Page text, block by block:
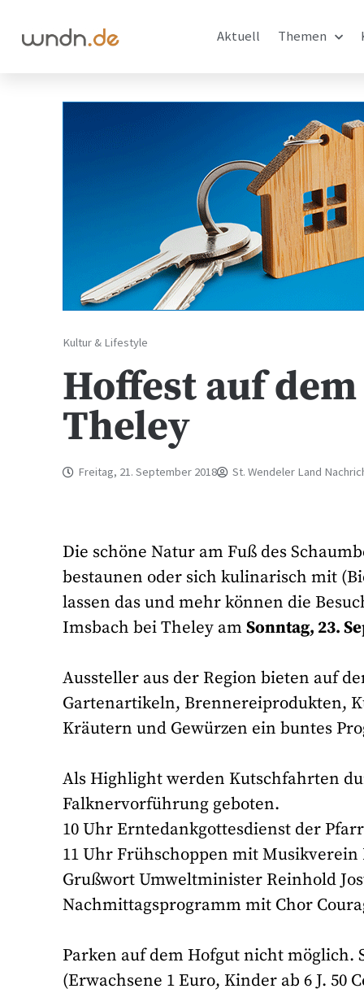
Aktuell Themen
Kultur & Lifestyle
Hoffest auf
Theley
Freitag, 21. September 2018 St. Wendeler Land
Die schöne Natur am Fuß des
bestaunen oder sich kulinarisch mit
lassen das und mehr können die
Imsbach bei Theley amSonntag, 23.
Aussteller aus der Region bieten auf
Gartenartikeln, Brennereiprodukten,
Kräutern und Gewürzen ein buntes
Als Highlight werden Kutschfahrten
Falknervorführung geboten.
10 Uhr Erntedankgottesdienst der
11 Uhr Frühschoppen mit Musikverein
Grußwort Umweltminister Reinhold
Nachmittagsprogramm mit Chor
Parken auf dem Hofgut nicht
(Erwachsene 1 Euro, Kinder ab 6 J. 50